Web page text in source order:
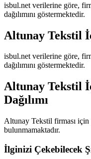
isbul.net verilerine göre,
dağılımını göstermektedir.
Altunay Tekstil
isbul.net verilerine göre,
dağılımını göstermektedir.
Altunay Tekstil
Dağılımı
Altunay Tekstil firması için
bulunmamaktadır.
İlginizi Çekebilecek